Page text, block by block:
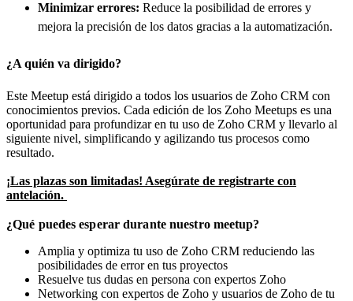
Minimizar errores: Reduce la posibilidad de errores y
mejora la precisión de los datos gracias a la automatización.
¿A quién va dirigido?
Este Meetup está dirigido a todos los usuarios de Zoho CRM con
conocimientos previos. Cada edición de los Zoho Meetups es una
oportunidad para profundizar en tu uso de Zoho CRM y llevarlo al
siguiente nivel, simplificando y agilizando tus procesos como
resultado.
¡Las plazas son limitadas! Asegúrate de registrarte con
antelación.
¿Qué puedes esperar durante nuestro meetup?
Amplia y optimiza tu uso de Zoho CRM reduciendo las
posibilidades de error en tus proyectos
Resuelve tus dudas en persona con expertos Zoho
Networking con expertos de Zoho y usuarios de Zoho de tu